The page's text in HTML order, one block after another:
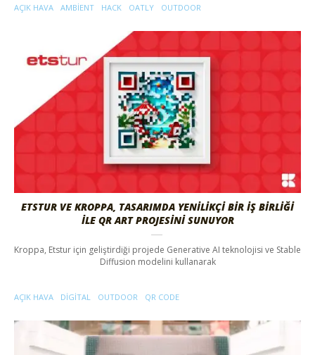
AÇIK HAVA AMBIENT HACK OATLY OUTDOOR
ETSTUR VE KROPPA, TASARIMDA YENILIKÇI BIR İŞ BIRLIĞI
ILE QR ART PROJESINI SUNUYOR
Kroppa, Etstur için geliştirdiği projede Generative AI teknolojisi ve Stable
Diffusion modelini kullanarak
AÇIK HAVA DIGITAL OUTDOOR QR CODE